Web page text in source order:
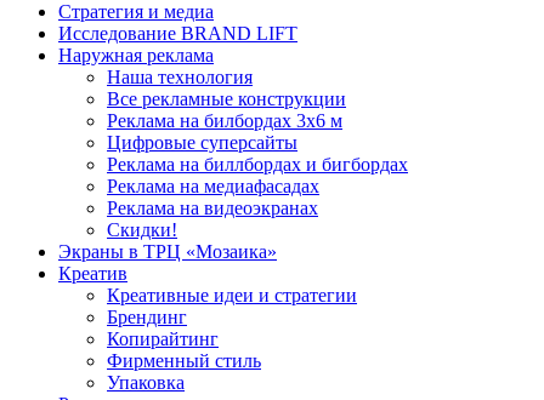
Стратегия и медиа
Исследование BRAND LIFT
Наружная реклама
Наша технология
Все рекламные конструкции
Реклама на билбордах 3х6 м
Цифровые суперсайты
Реклама на биллбордах и бигбордах
Реклама на медиафасадах
Реклама на видеоэкранах
Скидки!
Экраны в ТРЦ «Мозаика»
Креатив
Креативные идеи и стратегии
Брендинг
Копирайтинг
Фирменный стиль
Упаковка